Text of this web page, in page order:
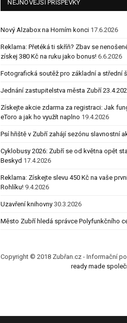
NEJNOVĚJŠÍ PŘÍSPĚVKY
Nový Alzabox na Horním konci 17.6.2026
Reklama: Přetéká ti skříň? Zbav se
získej 380 Kč na ruku jako bonus! 6.6.2026
Fotografická soutěž pro základní a střední
Jednání zastupitelstva města Zubří
Získejte akcie zdarma za registraci: Jak
eToro a jak ho využít naplno 19.4.2026
Psí hřiště v Zubří zahájí sezónu slavnostní
Cyklobusy 2026: Zubří se od května opět
Beskyd 17.4.2026
Reklama: Získejte slevu 450 Kč na vaše
Rohlíku! 9.4.2026
Uzavření knihovny 30.3.2026
Město Zubří hledá správce Polyfunkčního
Copyright © 2018 Zubřan.cz - Informační
ready made